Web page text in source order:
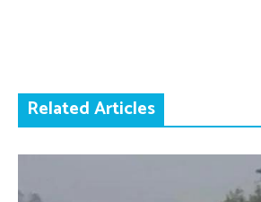
Related Articles